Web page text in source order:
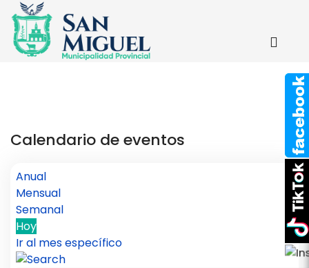
Calendario de eventos
Anual
Mensual
Semanal
Hoy
Ir al mes específico